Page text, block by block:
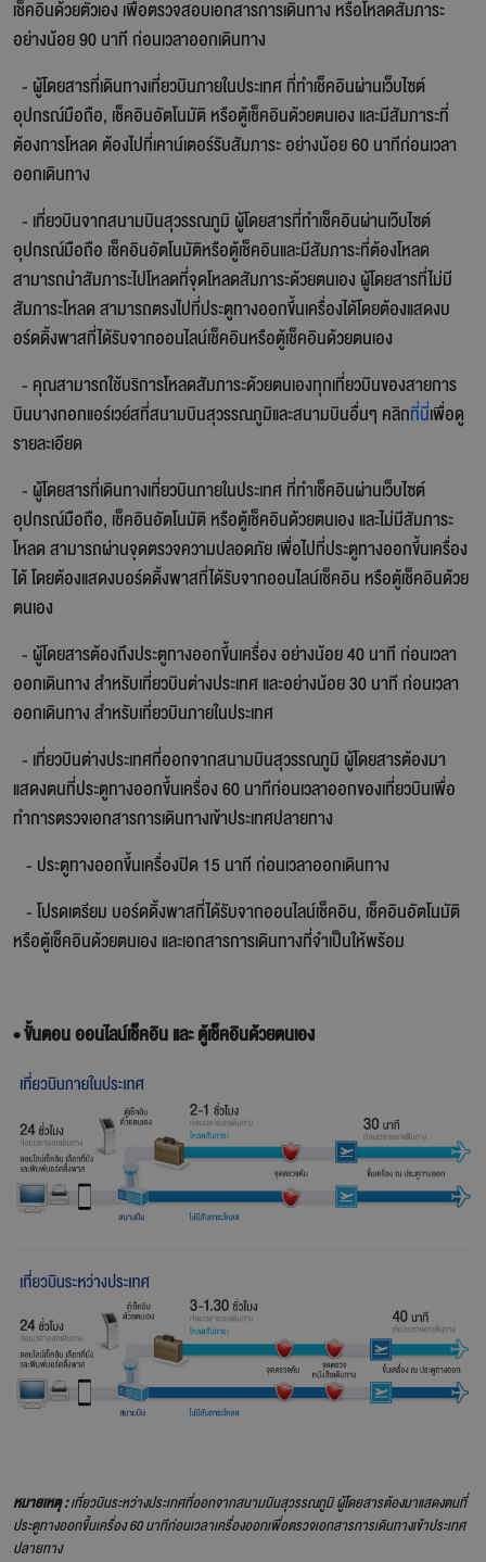
เช็คอินด้วยตัวเอง เพื่อตรวจสอบเอกสารการเดินทาง หรือโหลดสัมภาระ
อย่างน้อย 90 นาที ก่อนเวลาออกเดินทาง
- ผู้โดยสารที่เดินทางเที่ยวบินภายในประเทศ ที่ทำเช็คอินผ่านเว็บไซต์
อุปกรณ์มือถือ, เช็คอินอัตโนมัติ หรือตู้เช็คอินด้วยตนเอง และมีสัมภาระที่
ต้องการโหลด ต้องไปที่เคาน์เตอร์รับสัมภาระ อย่างน้อย 60 นาทีก่อนเวลา
ออกเดินทาง
- เที่ยวบินจากสนามบินสุวรรณภูมิ ผู้โดยสารที่ทำเช็คอินผ่านเว๊บไซต์
อุปกรณ์มือถือ เช็คอินอัตโนมัติหรือตู้เช็คอินและมีสัมภาระที่ต้องโหลด
สามารถนำสัมภาระไปโหลดที่จุดโหลดสัมภาระด้วยตนเอง ผู้โดยสารที่ไม่มี
สัมภาระโหลด สามารถตรงไปที่ประตูทางออกขึ้นเครื่องได้โดยต้องแสดงบ
อร์ดดิ้งพาสที่ได้รับจากออนไลน์เช็คอินหรือตู้เช็คอินด้วยตนเอง
- คุณสามารถใช้บริการโหลดสัมภาระด้วยตนเองทุกเที่ยวบินของสายการ
บินบางกอกแอร์เวย์สที่สนามบินสุวรรณภูมิและสนามบินอื่นๆ คลิกที่นี่เพื่อดู
รายละเอียด
- ผู้โดยสารที่เดินทางเที่ยวบินภายในประเทศ ที่ทำเช็คอินผ่านเว็บไซต์
อุปกรณ์มือถือ, เช็คอินอัตโนมัติ หรือตู้เช็คอินด้วยตนเอง และไม่มีสัมภาระ
โหลด สามารถผ่านจุดตรวจความปลอดภัย เพื่อไปที่ประตูทางออกขึ้นเครื่อง
ได้ โดยต้องแสดงบอร์ดดิ้งพาสที่ได้รับจากออนไลน์เช็คอิน หรือตู้เช็คอินด้วย
ตนเอง
- ผู้โดยสารต้องถึงประตูทางออกขึ้นเครื่อง อย่างน้อย 40 นาที ก่อนเวลา
ออกเดินทาง สำหรับเที่ยวบินต่างประเทศ และอย่างน้อย 30 นาที ก่อนเวลา
ออกเดินทาง สำหรับเที่ยวบินภายในประเทศ
- เที่ยวบินต่างประเทศที่ออกจากสนามบินสุวรรณภูมิ ผู้โดยสารต้องมา
แสดงตนที่ประตูทางออกขึ้นเครื่อง 60 นาทีก่อนเวลาออกของเที่ยวบินเพื่อ
ทำการตรวจเอกสารการเดินทางเข้าประเทศปลายทาง
- ประตูทางออกขึ้นเครื่องปิด 15 นาที ก่อนเวลาออกเดินทาง
- โปรดเตรียม บอร์ดดิ้งพาสที่ได้รับจากออนไลน์เช็คอิน, เช็คอินอัตโนมัติ
หรือตู้เช็คอินด้วยตนเอง และเอกสารการเดินทางที่จำเป็นให้พร้อม
• ขั้นตอน ออนไลน์เช็คอิน และ ตู้เช็คอินด้วยตนเอง
หมายเหตุ :เที่ยวบินระหว่างประเทศที่ออกจากสนามบินสุวรรณภูมิ ผู้โดยสารต้องมาแสดงตนที่
ประตูทางออกขึ้นเครื่อง 60 นาทีก่อนเวลาเครื่องออกเพื่อตรวจเอกสารการเดินทางเข้าประเทศ
ปลายทาง